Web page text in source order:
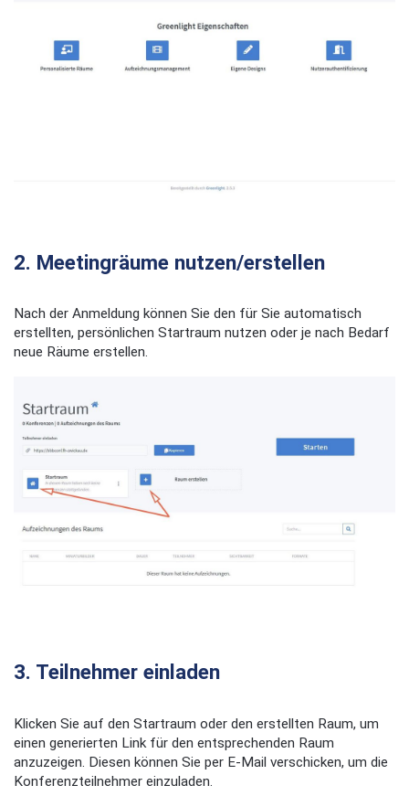
2. Meetingräume nutzen/erstellen
Nach der Anmeldung können Sie den für Sie automatisch
erstellten, persönlichen Startraum nutzen oder je nach Bedarf
neue Räume erstellen.
3. Teilnehmer einladen
Klicken Sie auf den Startraum oder den erstellten Raum, um
einen generierten Link für den entsprechenden Raum
anzuzeigen. Diesen können Sie per E-Mail verschicken, um die
Konferenzteilnehmer einzuladen.